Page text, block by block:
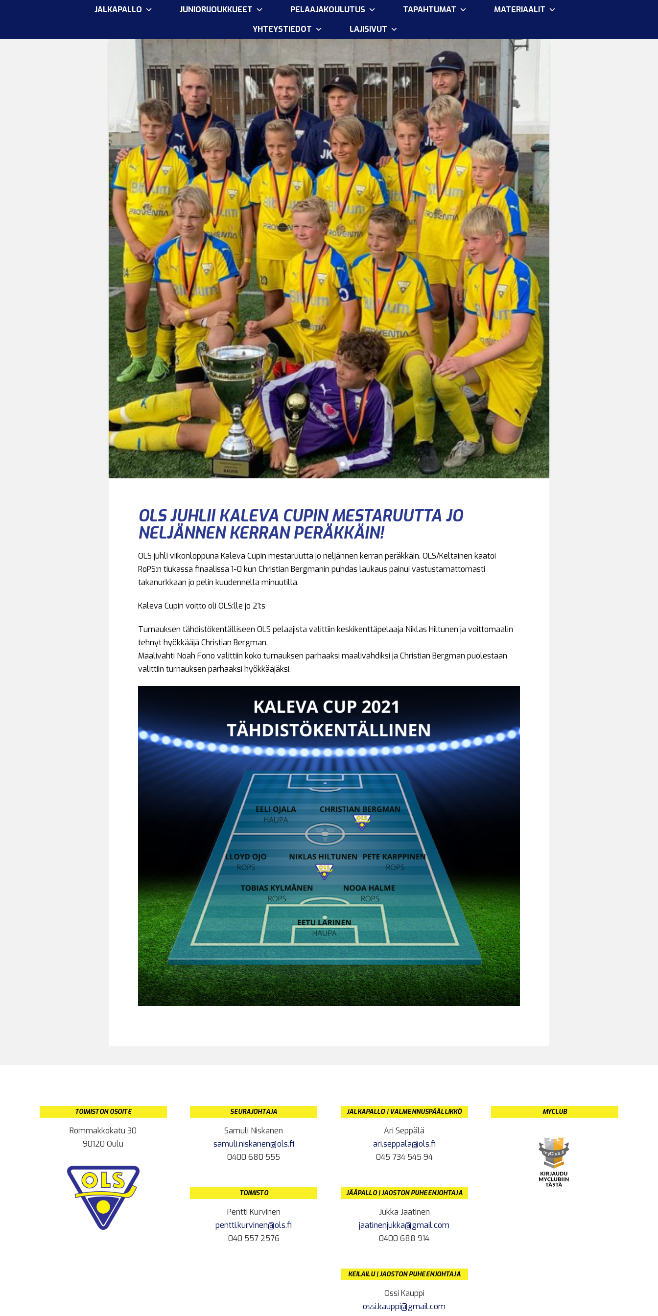
JALKAPALLO JUNIORIJOUKKUEET PELAAJAKOULUTUS TAPAHTUMAT
MATERIAALIT
YHTEYSTIEDOT
LAJISIVUT
OLS JUHLII KALEVA CUPIN MESTARUUTTA JO
NELJÄNNEN KERRAN PERÄKKÄIN!
OLS juhli viikonloppuna Kaleva Cupin mestaruutta jo neljännen kerran peräkkäin. OLS/Keltainen kaatoi
RoPS:n tiukassa finaalissa 1-0 kun Christian Bergmanin puhdas laukaus painui vastustamattomasti
takanurkkaan jo pelin kuudennella minuutilla.
Kaleva Cupin voitto oli OLS:lle jo 21:s
Turnauksen tähdistökentälliseen OLS pelaajista valittiin keskikenttäpelaaja Niklas Hiltunen ja voittomaalin
tehnyt hyökkääjä Christian Bergman.
Maalivahti Noah Fono valittiin koko turnauksen parhaaksi maalivahdiksi ja Christian Bergman puolestaan
valittiin turnauksen parhaaksi hyökkääjäksi.
TOIMISTON OSOITE
Rommakkokatu 30
90120 Oulu
SEURAJOHTAJA
Samuli Niskanen
samuli.niskanen@ols.fi
0400 680 555
TOIMISTO
Pentti Kurvinen
pentti.kurvinen@ols.fi
040 557 2576
JALKAPALLO | VALMENNUSPÄÄLLIKKÖ
Ari Seppälä
ari.seppala@ols.fi
045 734 545 94
JÄÄPALLO | JAOSTON PUHEENJOHTAJA
Jukka Jaatinen
jaatinenjukka@gmail.com
0400 688 914
KEILAILU | JAOSTON PUHEENJOHTAJA
Ossi Kauppi
ossi.kauppi@gmail.com
MYCLUB